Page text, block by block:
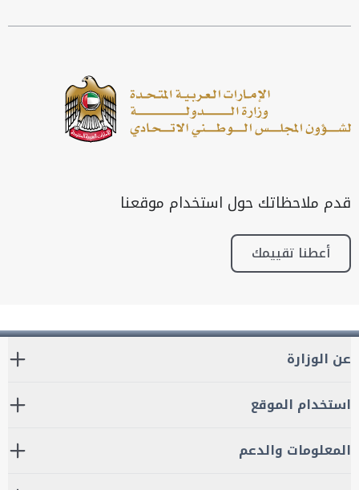
قدم ملاحظاتك حول استخدام موقعنا
أعطنا تقييمك
عن الوزارة
استخدام الموقع
المعلومات والدعم